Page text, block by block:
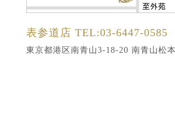
表参道店 TEL:03-6447-0585
東京都港区南青山3-18-20 南青山松